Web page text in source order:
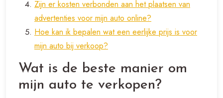
Zijn er kosten verbonden aan het plaatsen van
advertenties voor mijn auto online?
Hoe kan ik bepalen wat een eerlijke prijs is voor
mijn auto bij verkoop?
Wat is de beste manier om
mijn auto te verkopen?